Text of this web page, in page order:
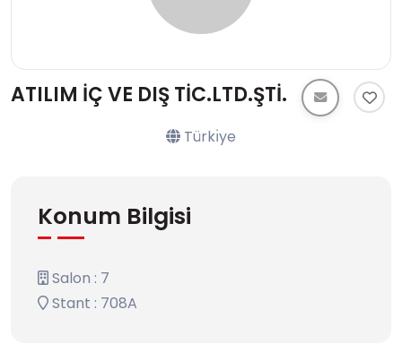
ATILIM İÇ VE DIŞ TİC.LTD.ŞTİ.
Türkı̇ye
Konum Bilgisi
Salon : 7
Stant : 708A